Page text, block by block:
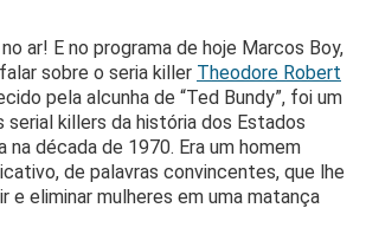
ar! E no programa de hoje Marcos Boy,
sobre o seria killer Theodore Robert
pela alcunha de “Ted Bundy”, foi um
serial killers da história dos Estados
na década de 1970. Era um homem
de palavras convincentes, que lhe
e eliminar mulheres em uma matança